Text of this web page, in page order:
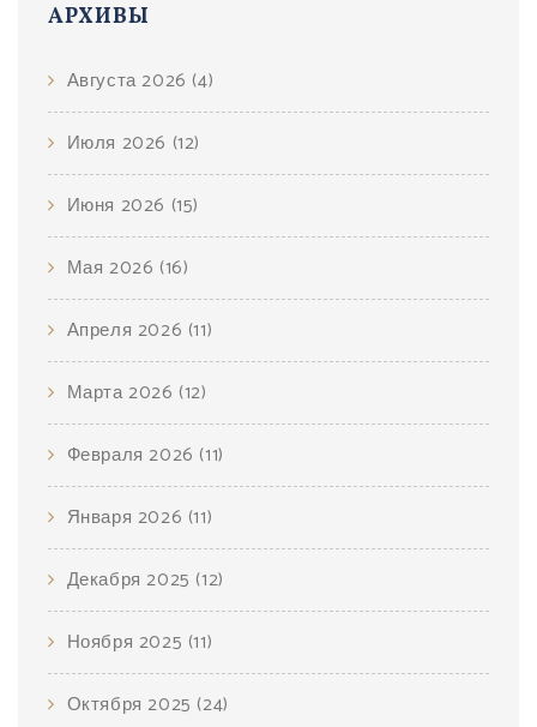
АРХИВЫ
Августа 2026 (4)
Июля 2026 (12)
Июня 2026 (15)
Мая 2026 (16)
Апреля 2026 (11)
Марта 2026 (12)
Февраля 2026 (11)
Января 2026 (11)
Декабря 2025 (12)
Ноября 2025 (11)
Октября 2025 (24)